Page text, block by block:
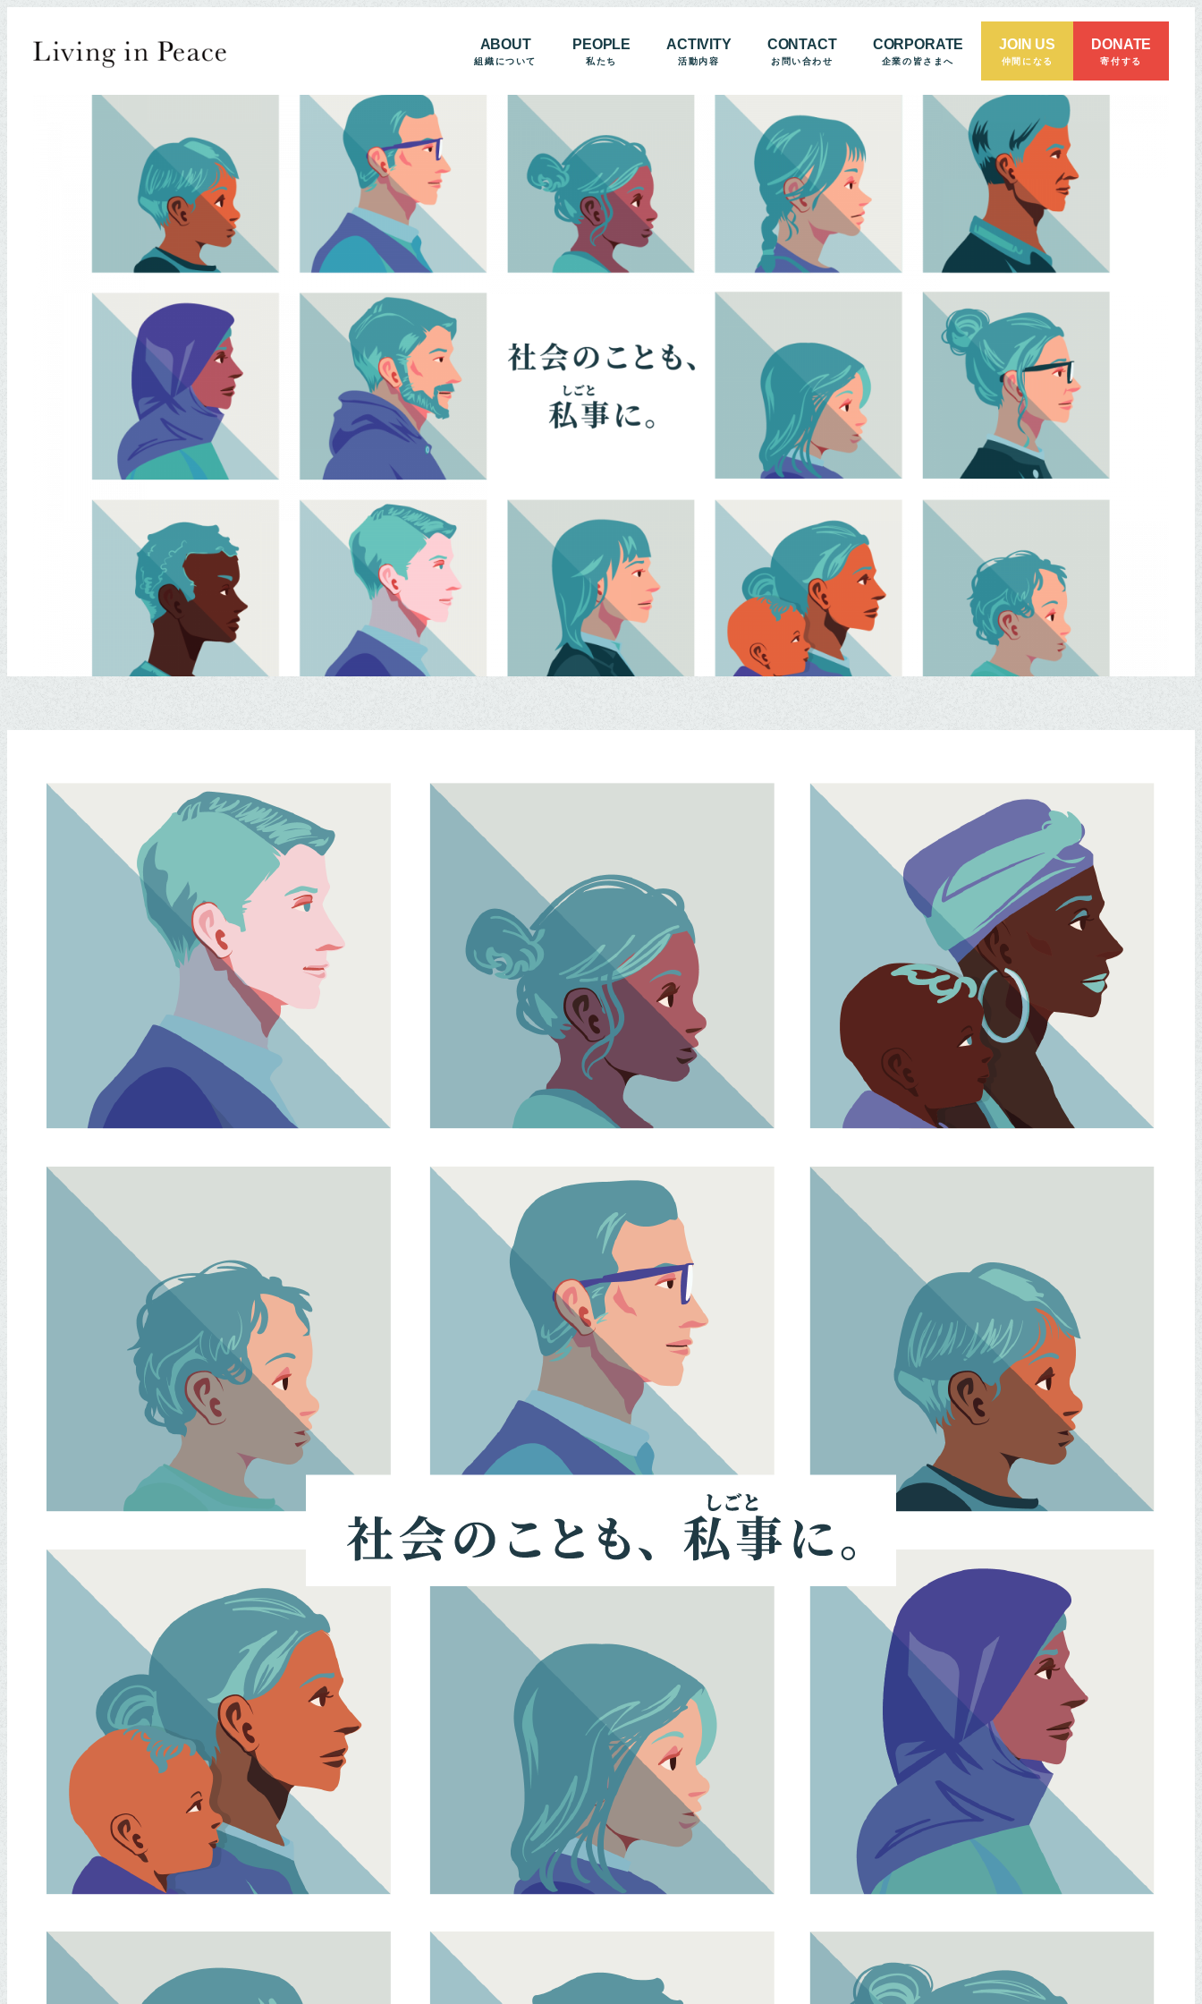
ABOUT
組織について
PEOPLE
私たち
ACTIVITY
活動内容
CONTACT
お問い合わせ
CORPORATE
企業の皆さまへ
JOIN US
仲間になる
DONATE
寄付する